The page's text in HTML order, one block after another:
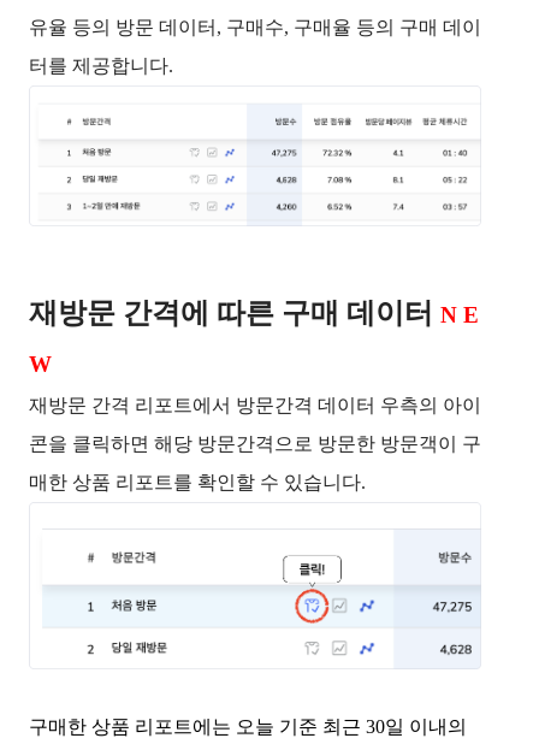
유율 등의 방문 데이터, 구매수, 구매율 등의 구매 데이
터를 제공합니다.
재방문 간격에 따른 구매 데이터 N E
W
재방문 간격 리포트에서 방문간격 데이터 우측의 아이
콘을 클릭하면 해당 방문간격으로 방문한 방문객이 구
매한 상품 리포트를 확인할 수 있습니다.
구매한 상품 리포트에는 오늘 기준 최근 30일 이내의